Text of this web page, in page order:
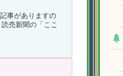
事がありますの
売新聞の「ここ